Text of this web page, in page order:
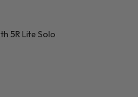
5R Lite Solo